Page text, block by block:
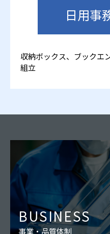
日用事
収納ボックス、ブックエ
組立
BUSINESS
事業・品質体制